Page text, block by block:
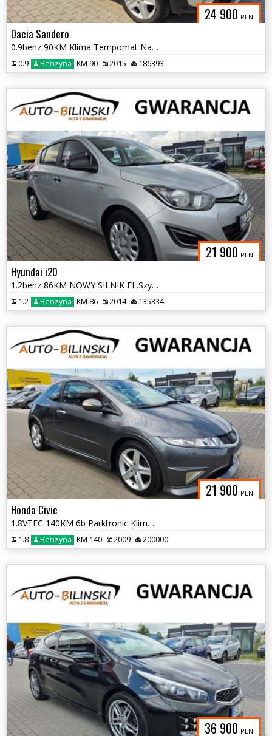
24 900 PLN
Dacia Sandero
0.9benz 90KM Klima Tempomat Navi Czuj. Parkowania opłaty Gwarancja
0.9 Benzyna KM 90 2015 186393
21 900 PLN
Hyundai i20
1.2benz 86KM NOWY SILNIK EL.Szyby Klima Opłaty Gwarancja
1.2 Benzyna KM 86 2014 135334
21 900 PLN
Honda Civic
1.8VTEC 140KM 6b Parktronic Klima Grz.Fotele El.Szyby. Opłaty Gwarancj
1.8 Benzyna KM 140 2009 200000
36 900 PLN